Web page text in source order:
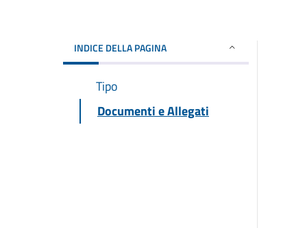
INDICE DELLA PAGINA
Tipo
Documenti e Allegati